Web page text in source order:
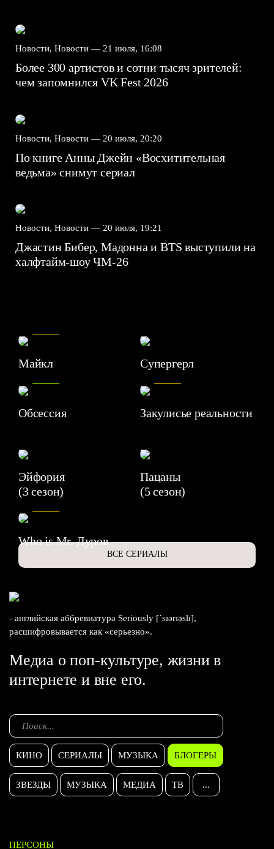
Новости, Новости — 21 июля, 16:08
Более 300 артистов и сотни тысяч зрителей:
чем запомнился VK Fest 2026
Новости, Новости — 20 июля, 20:20
По книге Анны Джейн «Восхитительная
ведьма» снимут сериал
Новости, Новости — 20 июля, 19:21
Джастин Бибер, Мадонна и BTS выступили на
халфтайм-шоу ЧМ-26
Майкл Супергерл
Обсессия
7.1
Закулисье реальности
Эйфория
(3 сезон)
Пацаны
(5 сезон)
Who is Mr. Дуров
ВСЕ СЕРИАЛЫ
- английская аббревиатура Seriously [ˈsɪərɪəslɪ],
расшифровывается как «серьезно».
Медиа о поп-культуре, жизни в
интернете и вне его.
КИНО СЕРИАЛЫ МУЗЫКА БЛОГЕРЫ
ЗВЕЗДЫ МУЗЫКА МЕДИА ТВ ...
ПЕРСОНЫ